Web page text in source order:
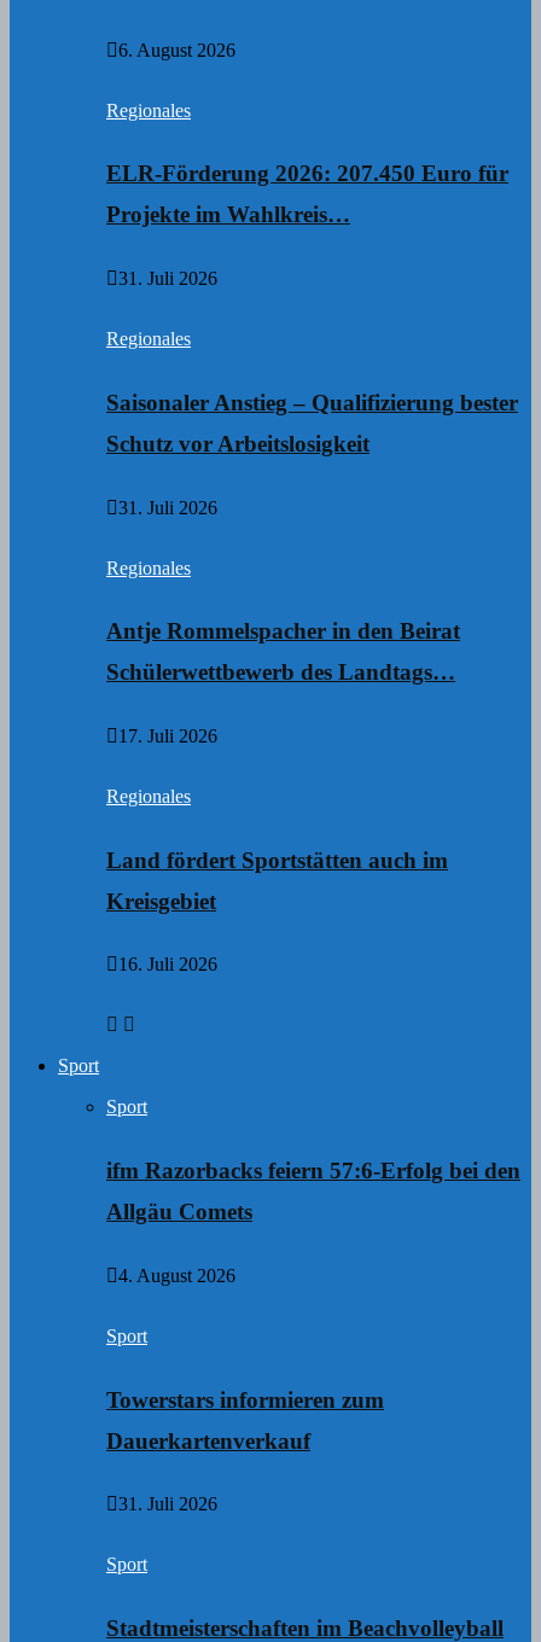
6. August 2026
Regionales
ELR-Förderung 2026: 207.450 Euro für
Projekte im Wahlkreis…
31. Juli 2026
Regionales
Saisonaler Anstieg – Qualifizierung bester
Schutz vor Arbeitslosigkeit
31. Juli 2026
Regionales
Antje Rommelspacher in den Beirat
Schülerwettbewerb des Landtags…
17. Juli 2026
Regionales
Land fördert Sportstätten auch im
Kreisgebiet
16. Juli 2026
Sport
Sport
ifm Razorbacks feiern 57:6-Erfolg bei den
Allgäu Comets
4. August 2026
Sport
Towerstars informieren zum
Dauerkartenverkauf
31. Juli 2026
Sport
Stadtmeisterschaften im Beachvolleyball